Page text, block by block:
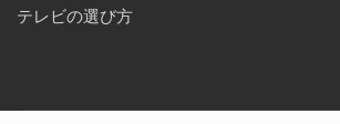
テレビの選び方